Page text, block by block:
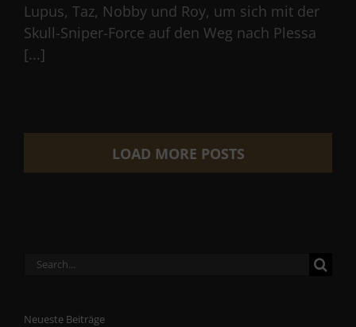
Lupus, Taz, Nobby und Roy, um sich mit der
Skull-Sniper-Force auf den Weg nach Plessa
[...]
LOAD MORE POSTS
Search
Neueste Beiträge